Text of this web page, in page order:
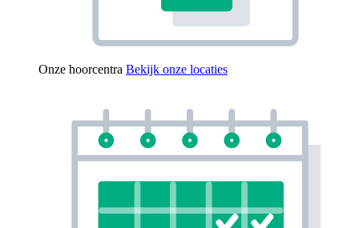
Onze hoorcentra Bekijk onze locaties